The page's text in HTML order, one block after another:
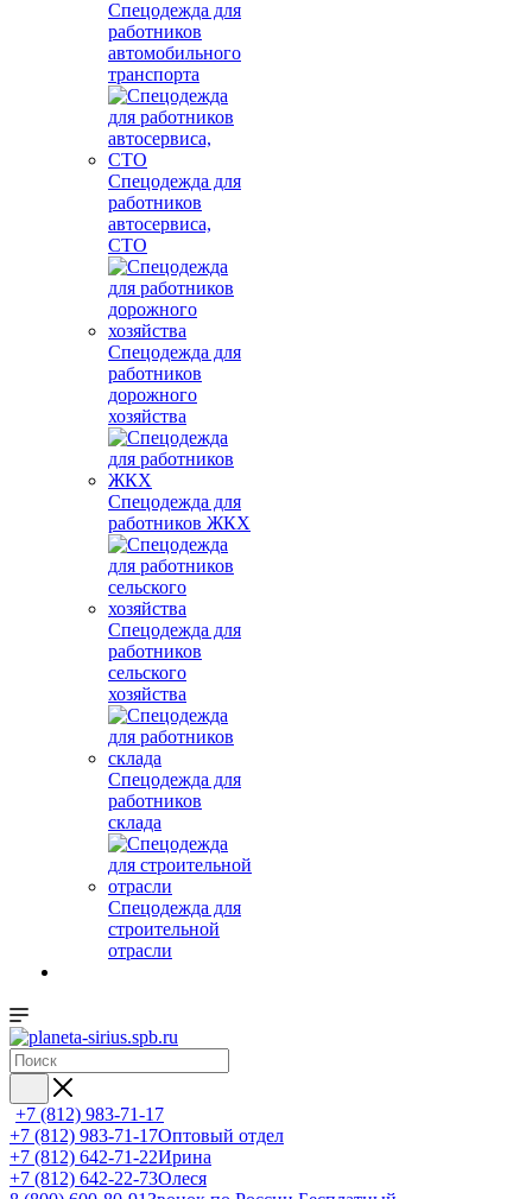
Спецодежда для
работников
автомобильного
транспорта
Спецодежда для
работников
автосервиса,
СТО
Спецодежда для
работников
дорожного
хозяйства
Спецодежда для
работников ЖКХ
Спецодежда для
работников
сельского
хозяйства
Спецодежда для
работников
склада
Спецодежда для
строительной
отрасли
+7 (812) 983-71-17
+7 (812) 983-71-17Оптовый отдел
+7 (812) 642-71-22Ирина
+7 (812) 642-22-73Олеся